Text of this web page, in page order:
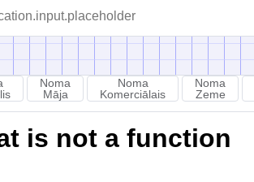
Noma
Māja
Noma
Komerciālais
Noma
Zeme
is not a function